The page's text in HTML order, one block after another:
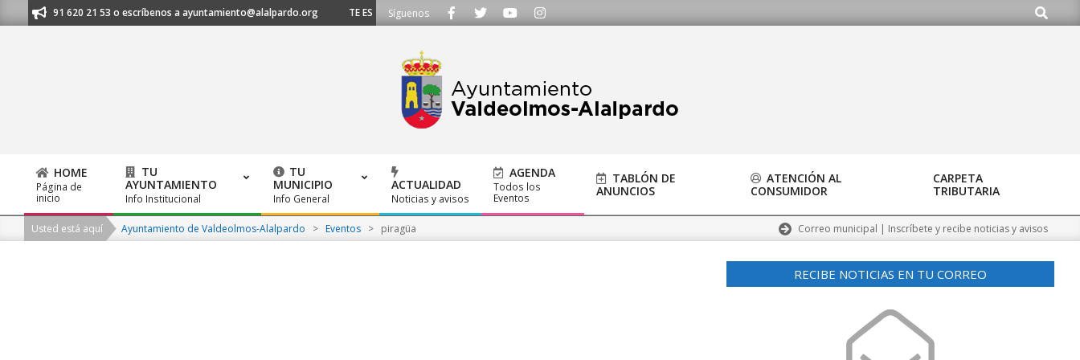
to
al 91 620 21 53 o escríbenos a ayuntamiento@alalpardo.org TE ESCUCHAMOS - Llámanos al 91 620 21 53 o escríbenos a ayuntamiento@alalpardo.org
Síguenos Buscar
Primary
Navigation
Menu
HOME
Página de
inicio
TU
AYUNTAMIENTO
Info Institucional
TU
MUNICIPIO
Info General
ACTUALIDAD
Noticias y avisos
AGENDA
Todos los
Eventos
TABLÓN DE
ANUNCIOS
ATENCIÓN AL
CONSUMIDOR
CARPETA
TRIBUTARIA
Usted está aquí Ayuntamiento de Valdeolmos-Alalpardo > Eventos > piragüa Correo municipal | Inscríbete y recibe noticias y avisos
RECIBE NOTICIAS EN TU CORREO